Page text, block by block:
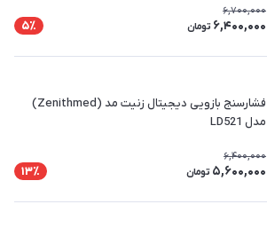
6,700,000
6,400,000 تومان 5٪
فشارسنج بازویی دیجیتال زنیت مد (Zenithmed)
مدل LD521
6,400,000
5,600,000 تومان 13٪